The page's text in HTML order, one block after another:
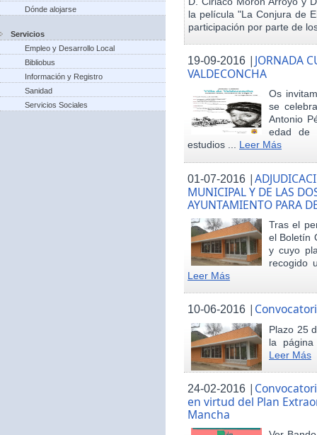
Dónde alojarse
Servicios
Empleo y Desarrollo Local
Bibliobus
Información y Registro
Sanidad
Servicios Sociales
la película "La Conjura de
participación por parte de
19-09-2016 | JORNADA
VALDECONCHA
Os
se
Antonio
edad de
estudios ... Leer Más
01-07-2016 |
MUNICIPAL Y DE LAS
AYUNTAMIENTO PARA
Tras el
el Boletín
y cuyo
recogido
Leer Más
10-06-2016 |
Plazo 25
la
Leer Más
24-02-2016 |
en virtud del Plan
Mancha